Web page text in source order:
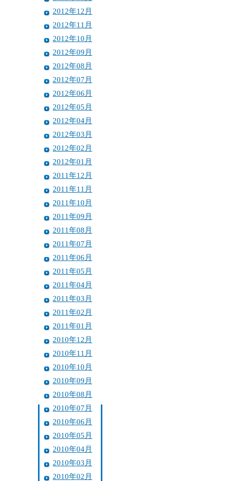
2012年12月
2012年11月
2012年10月
2012年09月
2012年08月
2012年07月
2012年06月
2012年05月
2012年04月
2012年03月
2012年02月
2012年01月
2011年12月
2011年11月
2011年10月
2011年09月
2011年08月
2011年07月
2011年06月
2011年05月
2011年04月
2011年03月
2011年02月
2011年01月
2010年12月
2010年11月
2010年10月
2010年09月
2010年08月
2010年07月
2010年06月
2010年05月
2010年04月
2010年03月
2010年02月